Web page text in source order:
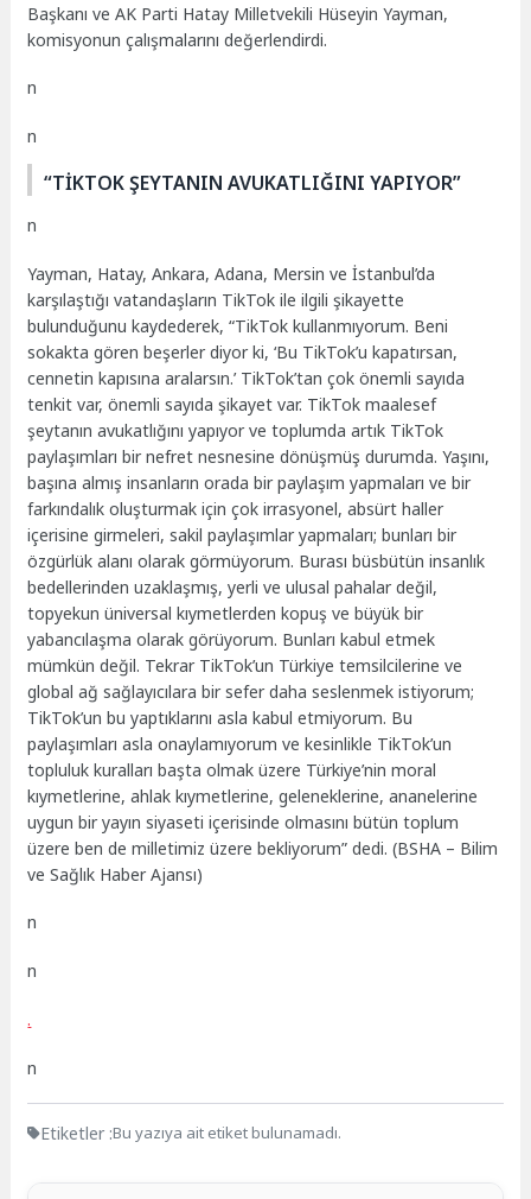
Başkanı ve AK Parti Hatay Milletvekili Hüseyin Yayman,
komisyonun çalışmalarını değerlendirdi.
n
n
“TİKTOK ŞEYTANIN AVUKATLIĞINI YAPIYOR”
n
Yayman, Hatay, Ankara, Adana, Mersin ve İstanbul’da
karşılaştığı vatandaşların TikTok ile ilgili şikayette
bulunduğunu kaydederek, “TikTok kullanmıyorum. Beni
sokakta gören beşerler diyor ki, ‘Bu TikTok’u kapatırsan,
cennetin kapısına aralarsın.’ TikTok’tan çok önemli sayıda
tenkit var, önemli sayıda şikayet var. TikTok maalesef
şeytanın avukatlığını yapıyor ve toplumda artık TikTok
paylaşımları bir nefret nesnesine dönüşmüş durumda. Yaşını,
başına almış insanların orada bir paylaşım yapmaları ve bir
farkındalık oluşturmak için çok irrasyonel, absürt haller
içerisine girmeleri, sakil paylaşımlar yapmaları; bunları bir
özgürlük alanı olarak görmüyorum. Burası büsbütün insanlık
bedellerinden uzaklaşmış, yerli ve ulusal pahalar değil,
topyekun üniversal kıymetlerden kopuş ve büyük bir
yabancılaşma olarak görüyorum. Bunları kabul etmek
mümkün değil. Tekrar TikTok’un Türkiye temsilcilerine ve
global ağ sağlayıcılara bir sefer daha seslenmek istiyorum;
TikTok’un bu yaptıklarını asla kabul etmiyorum. Bu
paylaşımları asla onaylamıyorum ve kesinlikle TikTok’un
topluluk kuralları başta olmak üzere Türkiye’nin moral
kıymetlerine, ahlak kıymetlerine, geleneklerine, ananelerine
uygun bir yayın siyaseti içerisinde olmasını bütün toplum
üzere ben de milletimiz üzere bekliyorum” dedi. (BSHA – Bilim
ve Sağlık Haber Ajansı)
n
n
.
n
Etiketler :Bu yazıya ait etiket bulunamadı.